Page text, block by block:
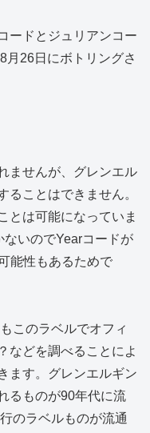
ードとジュリアンコー
月26日にボトリングさ
ませんが、グレンエル
ることはできません。
とは可能になっていま
いのでYearコードが
能性もあるためで
このラベルでオフィ
などを調べることによ
ます。グレンエルギン
るものが90年代に流
のラベルものが流通